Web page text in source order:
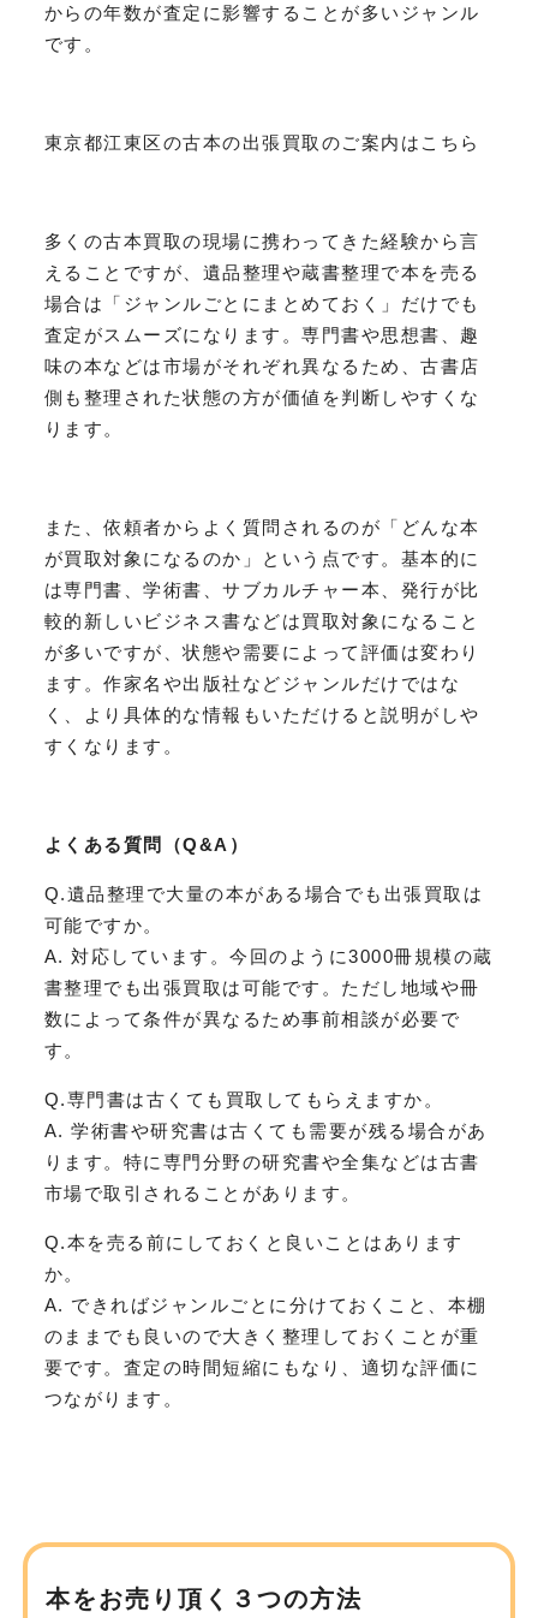
からの年数が査定に影響することが多いジャンル
です。
東京都江東区の古本の出張買取のご案内はこちら
多くの古本買取の現場に携わってきた経験から言
えることですが、遺品整理や蔵書整理で本を売る
場合は「ジャンルごとにまとめておく」だけでも
査定がスムーズになります。専門書や思想書、趣
味の本などは市場がそれぞれ異なるため、古書店
側も整理された状態の方が価値を判断しやすくな
ります。
また、依頼者からよく質問されるのが「どんな本
が買取対象になるのか」という点です。基本的に
は専門書、学術書、サブカルチャー本、発行が比
較的新しいビジネス書などは買取対象になること
が多いですが、状態や需要によって評価は変わり
ます。作家名や出版社などジャンルだけではな
く、より具体的な情報もいただけると説明がしや
すくなります。
よくある質問（Q&A）
Q.遺品整理で大量の本がある場合でも出張買取は
可能ですか。
A. 対応しています。今回のように3000冊規模の蔵
書整理でも出張買取は可能です。ただし地域や冊
数によって条件が異なるため事前相談が必要で
す。
Q.専門書は古くても買取してもらえますか。
A. 学術書や研究書は古くても需要が残る場合があ
ります。特に専門分野の研究書や全集などは古書
市場で取引されることがあります。
Q.本を売る前にしておくと良いことはあります
か。
A. できればジャンルごとに分けておくこと、本棚
のままでも良いので大きく整理しておくことが重
要です。査定の時間短縮にもなり、適切な評価に
つながります。
本をお売り頂く３つの方法